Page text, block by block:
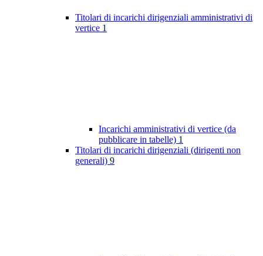
Titolari di incarichi dirigenziali amministrativi di
vertice 1
Incarichi amministrativi di vertice (da
pubblicare in tabelle) 1
Titolari di incarichi dirigenziali (dirigenti non
generali) 9